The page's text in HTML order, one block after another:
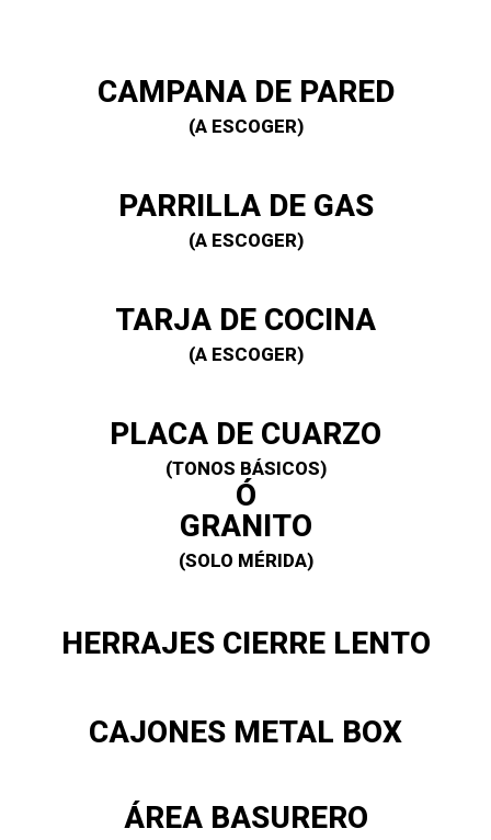
CAMPANA DE PARED
(A ESCOGER)
PARRILLA DE GAS
(A ESCOGER)
TARJA DE COCINA
(A ESCOGER)
PLACA DE CUARZO
(TONOS BÁSICOS)
Ó
GRANITO
(SOLO MÉRIDA)
HERRAJES CIERRE LENTO
CAJONES METAL BOX
ÁREA BASURERO